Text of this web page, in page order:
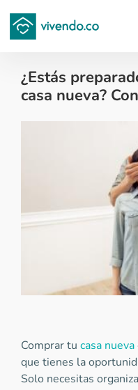
¿Estás
casa nueva?
Tips para comprar
Comprar tu casa nueva
que tienes la
Solo necesitas